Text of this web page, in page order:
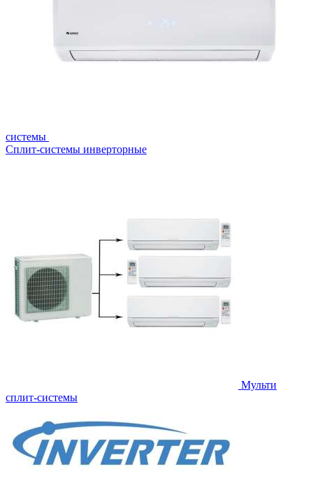
системы
Сплит-системы инверторные
Мульти
сплит-системы